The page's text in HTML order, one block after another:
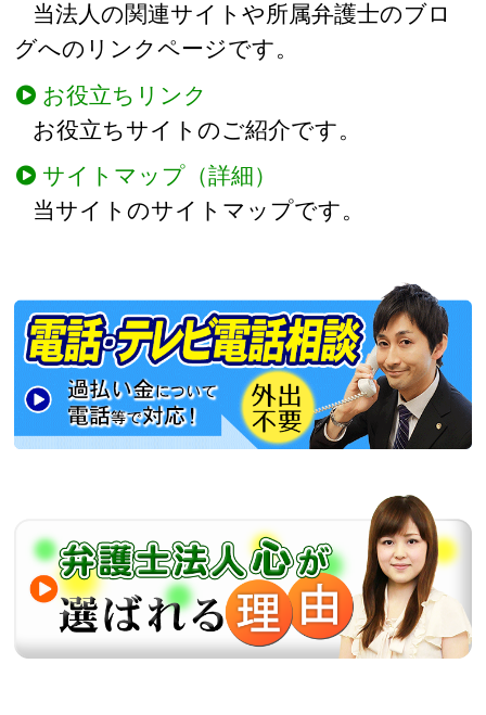
当法人の関連サイトや所属弁護士のブロ
グへのリンクページです。
お役立ちリンク
お役立ちサイトのご紹介です。
サイトマップ（詳細）
当サイトのサイトマップです。